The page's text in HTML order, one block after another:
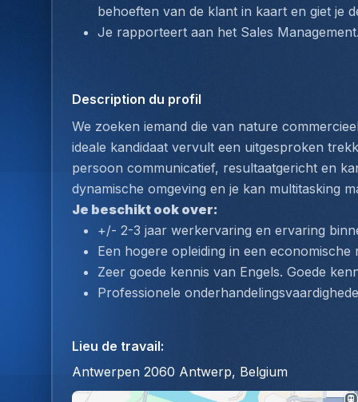
behoeften van de klant in kaart en giet je
Je rapporteert aan het Sales Management.
Description du profil
We zoeken iemand die van nature
ideale kandidaat vervult een uitgesproken
persoon communicatief, resultaatgericht en
dynamische omgeving en je kan multitasking
Je beschikt ook over:
+/- 2-3 jaar werkervaring en ervaring
Een hogere opleiding in een economische
Zeer goede kennis van Engels. Goede
Professionele
Lieu de travail:
Antwerpen 2060 Antwerp, Belgium